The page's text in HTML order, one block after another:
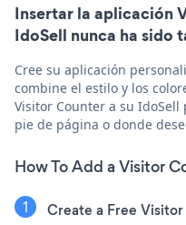
Insertar la aplicación
IdoSell nunca ha sido
Cree su aplicación
combine el estilo y los
Visitor Counter a su
pie de página o donde
How To Add a Visitor
Create a Free